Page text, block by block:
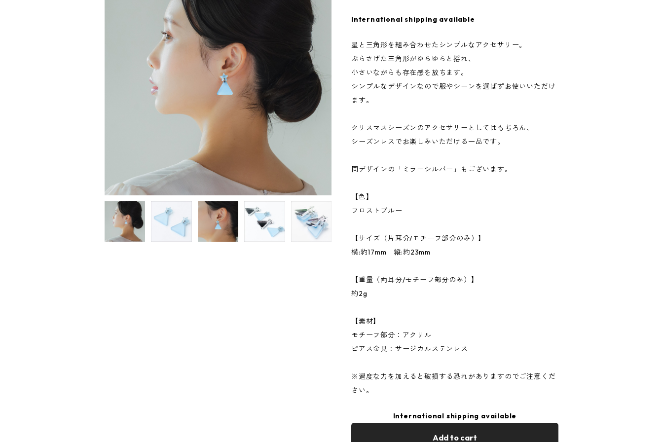
International shipping available
星と三角形を組み合わせたシンプルなアクセサリー。
ぶらさげた三角形がゆらゆらと揺れ、
小さいながらも存在感を放ちます。
シンプルなデザインなので服やシーンを選ばずお使いいただけ
ます。
クリスマスシーズンのアクセサリーとしてはもちろん、
シーズンレスでお楽しみいただける一品です。
同デザインの「ミラーシルバー」もございます。
【色】
フロストブルー
【サイズ（片耳分/モチーフ部分のみ）】
横:約17mm 縦:約23mm
【重量（両耳分/モチーフ部分のみ）】
約2g
【素材】
モチーフ部分：アクリル
ピアス金具：サージカルステンレス
※過度な力を加えると破損する恐れがありますのでご注意くだ
さい。
International shipping available
Add to cart